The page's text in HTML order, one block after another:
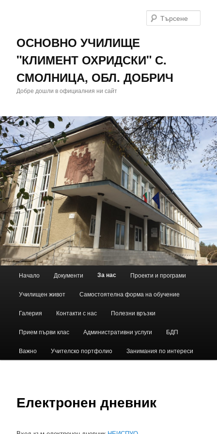
ОСНОВНО УЧИЛИЩЕ
"КЛИМЕНТ ОХРИДСКИ" С.
СМОЛНИЦА, ОБЛ. ДОБРИЧ
Добре дошли в официалния ни сайт
Към
основното
съдържание
Начало Документи За нас Проекти и програми
Училищен живот Самостоятелна форма на обучение
Галерия Контакти с нас Полезни връзки
Прием първи клас Административни услуги БДП
Важно Учителскo портфолиo Занимания по интереси
Електронен дневник